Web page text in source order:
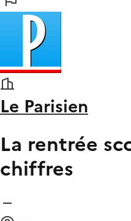
Le Parisien
La rentrée
chiffres